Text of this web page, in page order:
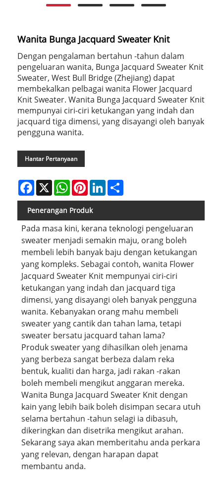
Wanita Bunga Jacquard Sweater Knit
Dengan pengalaman bertahun -tahun dalam
pengeluaran wanita, Bunga Jacquard Sweater Knit
Sweater, West Bull Bridge (Zhejiang) dapat
membekalkan pelbagai wanita Flower Jacquard
Knit Sweater. Wanita Bunga Jacquard Sweater Knit
mempunyai ciri-ciri ketukangan yang indah dan
jacquard tiga dimensi, yang disayangi oleh banyak
pengguna wanita.
Hantar Pertanyaan
Facebook
X WhatsAppPinterestLinkedIn
Penerangan Produk
Pada masa kini, kerana teknologi pengeluaran
sweater menjadi semakin maju, orang boleh
membeli lebih banyak baju dengan ketukangan
yang kompleks. Sebagai contoh, wanita Flower
Jacquard Sweater Knit mempunyai ciri-ciri
ketukangan yang indah dan jacquard tiga
dimensi, yang disayangi oleh banyak pengguna
wanita. Kebanyakan orang mahu membeli
sweater yang cantik dan tahan lama, tetapi
sweater bersatu jacquard tahan lama?
Produk sweater yang dihasilkan oleh jenama
yang berbeza sangat berbeza dalam reka
bentuk, kualiti dan harga, jadi rakan -rakan
boleh membeli mengikut anggaran mereka.
Wanita Bunga Jacquard Sweater Knit dengan
kain yang lebih baik boleh disimpan secara utuh
selama bertahun -tahun selagi ia dibasuh,
dikeringkan dan disetrika mengikut arahan.
Sekarang saya akan memberitahu anda perkara
yang relevan, dengan harapan dapat
membantu anda.